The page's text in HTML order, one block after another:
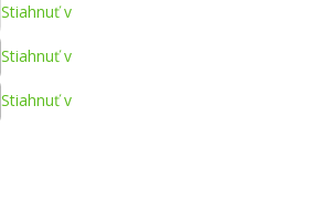
Stiahnuť v
Stiahnuť v
Stiahnuť v